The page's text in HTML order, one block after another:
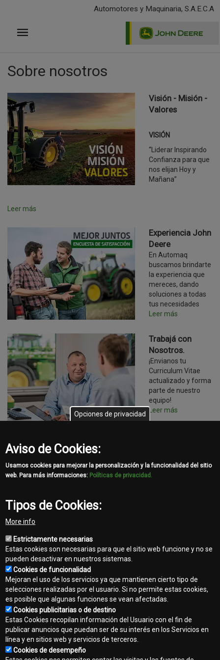
principal
Automotores y Maquinaria, S.A.E.C.A
Sobre nosotros
Visión - Misión -
Valores
VISIÓN
“Liderar Inspirando
Confianza para que
nos elijan Hoy y
Mañana”
Leer más
Experiencia John
Deere
En Automaq
buscamos brindarte
la experiencia que
mereces, dando
soluciones a todas
tus necesidades
Leer más
Trabajá con
Nosotros.
¡Envianos tu
Curriculum Vitae
actualizado y forma
parte de nuestro
equipo!
Leer más
Footer
menu
Contacto
Mapa del sitio
Normas de privacidad
Opciones de privacidad
Aviso de Cookies:
Usamos cookies para mejorar la personalización y la funcionalidad del sitio
web. Para más informaciones: Políticas de privacidad.
Tipos de Cookies:
More info
Estrictamente necesarias
Estas cookies son necesarias para que el sitio web funcione y no se
pueden desactivar en nuestros sistemas.
Cookies de funcionalidad
Mejoran el uso de los servicios ya que mantienen cierto tipo de
selecciones realizadas por el usuario. Si no permite estas cookies,
es posible que algunas funciones se vean afectadas.
Cookies publicitarias o de destino
Estas Cookies recopilan información del Usuario con el fin de
publicar anuncios que puedan ser de su interés en los Servicios en
línea y en sitios web y servicios de terceros.
Cookies de desempeño